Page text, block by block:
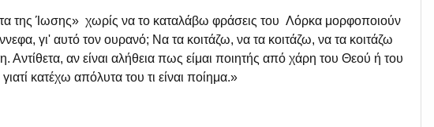
της Ίωσης» χωρίς να το καταλάβω φράσεις του Λόρκα μορφοποιούν
γι' αυτό τον ουρανό; Να τα κοιτάζω, να τα κοιτάζω, να τα κοιτάζω
Αντίθετα, αν είναι αλήθεια πως είμαι ποιητής από χάρη του Θεού ή του
κατέχω απόλυτα του τι είναι ποίημα.»